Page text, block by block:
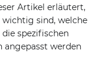
Artikel erläutert,
sind, welche
spezifischen
angepasst werden